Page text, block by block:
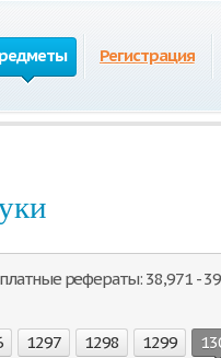
Регистрация
рефераты: 38,971 -
1297 1298 1299